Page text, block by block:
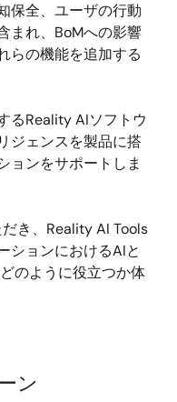
保全、ユーザの行動
まれ、BoMへの影響
らの機能を追加する
るReality AIソフトウ
ジェンスを製品に搭
ョンをサポートしま
き、Reality AI Tools
ションにおけるAIと
のように役立つか体
ン